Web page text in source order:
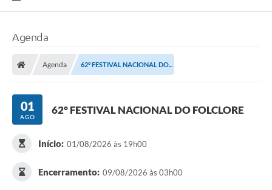
Agenda
Agenda 62° FESTIVAL NACIONAL DO...
01
AGO
62° FESTIVAL NACIONAL DO FOLCLORE
Início: 01/08/2026 às 19h00
Encerramento: 09/08/2026 às 03h00